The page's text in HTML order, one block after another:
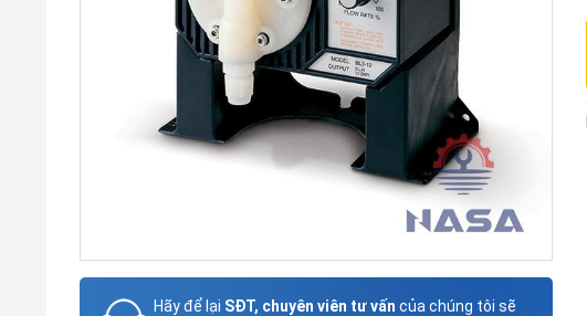
Hãy để lại SĐT, chuyên viên tư vấn của chúng tôi sẽ